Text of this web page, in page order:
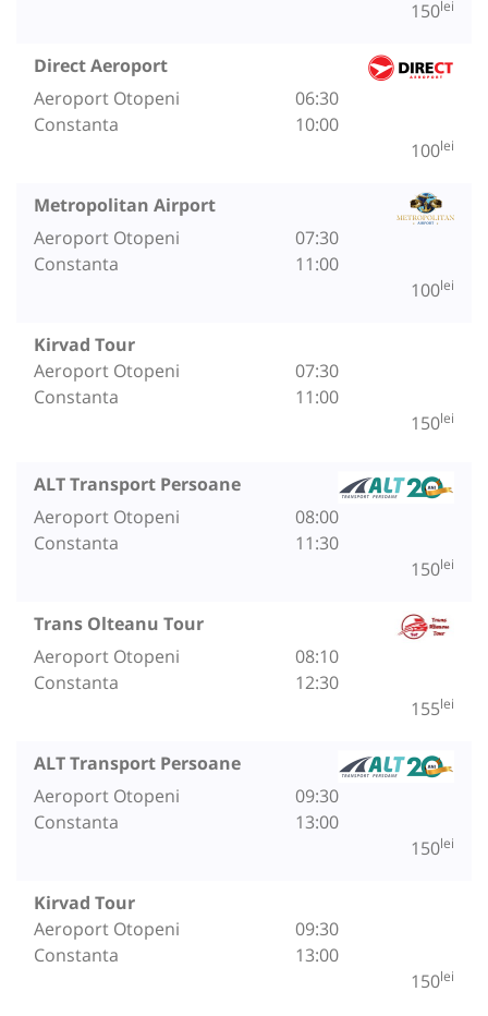
150lei
Direct Aeroport
Aeroport Otopeni
Constanta
06:30
10:00
100lei
Metropolitan Airport
Aeroport Otopeni
Constanta
07:30
11:00
100lei
Kirvad Tour
Aeroport Otopeni
Constanta
07:30
11:00
150lei
ALT Transport Persoane
Aeroport Otopeni
Constanta
08:00
11:30
150lei
Trans Olteanu Tour
Aeroport Otopeni
Constanta
08:10
12:30
155lei
ALT Transport Persoane
Aeroport Otopeni
Constanta
09:30
13:00
150lei
Kirvad Tour
Aeroport Otopeni
Constanta
09:30
13:00
150lei